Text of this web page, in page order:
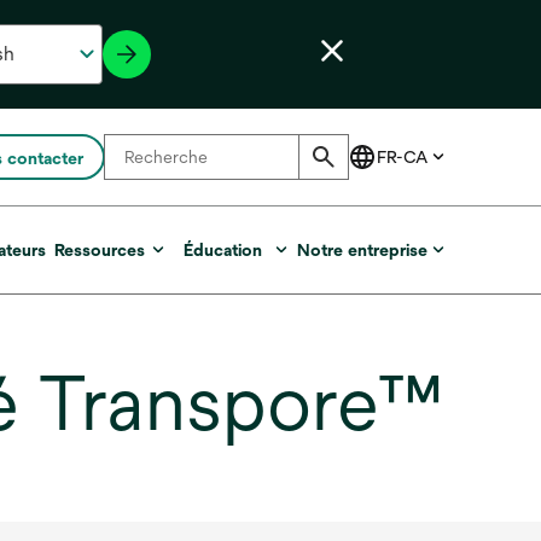
contacter
Ressources Éducation Notre entreprise
Transpore™